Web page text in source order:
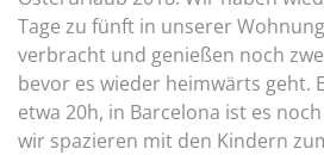
Tage zu fünft in unserer
verbracht und genießen noch
bevor es wieder heimwärts geht.
etwa 20h, in Barcelona ist es
wir spazieren mit den Kindern